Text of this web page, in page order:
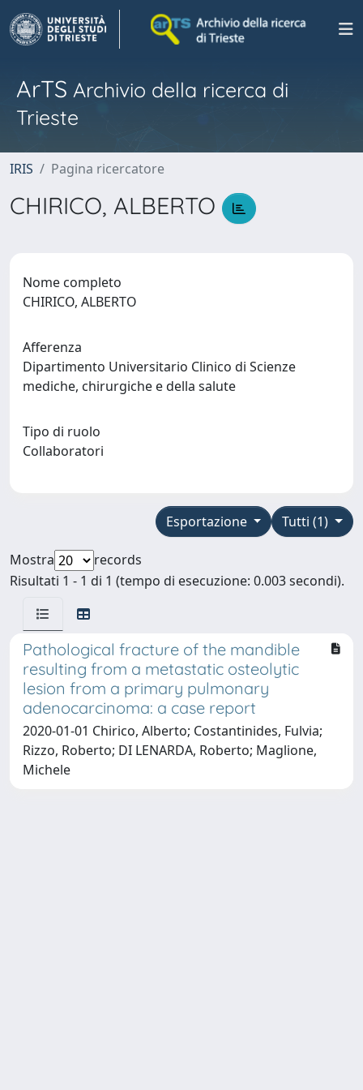
ArTS Archivio della ricerca di
Trieste
IRIS Pagina ricercatore
CHIRICO, ALBERTO
Nome completo
CHIRICO, ALBERTO
Afferenza
Dipartimento Universitario Clinico di Scienze
mediche, chirurgiche e della salute
Tipo di ruolo
Collaboratori
Tutti (1)
Esportazione
Mostra
records
Risultati 1 - 1 di 1 (tempo di esecuzione: 0.003 secondi).
Pathological fracture of the mandible
resulting from a metastatic osteolytic
lesion from a primary pulmonary
adenocarcinoma: a case report
2020-01-01 Chirico, Alberto; Costantinides, Fulvia;
Rizzo, Roberto; DI LENARDA, Roberto; Maglione,
Michele